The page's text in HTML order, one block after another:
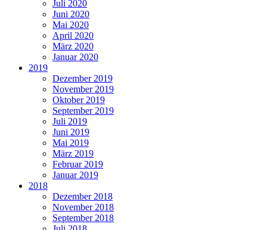
Juli 2020
Juni 2020
Mai 2020
April 2020
März 2020
Januar 2020
2019
Dezember 2019
November 2019
Oktober 2019
September 2019
Juli 2019
Juni 2019
Mai 2019
März 2019
Februar 2019
Januar 2019
2018
Dezember 2018
November 2018
September 2018